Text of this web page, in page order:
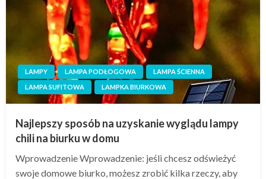
LAMPY LAMPA PODŁOGOWA
LAMPA ŚCIENNA
LAMPA SUFITOWA
LAMPKA BIURKOWA
Najlepszy sposób na uzyskanie wyglądu lampy
chili na biurku w domu
Wprowadzenie Wprowadzenie: jeśli chcesz odświeżyć
swoje domowe biurko, możesz zrobić kilka rzeczy, aby